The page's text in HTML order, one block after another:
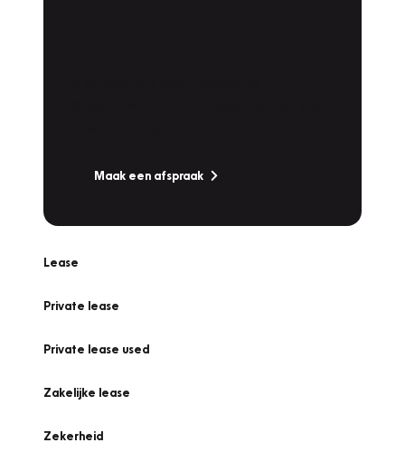
Maak een afspraak
Lease
Private lease
Private lease used
Zakelijke lease
Zekerheid